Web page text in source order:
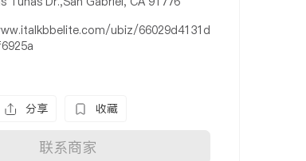
ubiz/66029d4131d
分享 收藏
联系商家